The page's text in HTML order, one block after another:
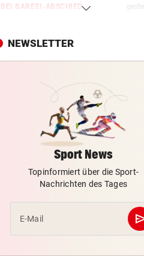
BEI BARESI-ABSCHIED
mit Mallet-Finger
LÄNDLE-KICKER SIEGEN
gegen WSG Tirol
NACH WIEN AUF MYKONOS
Luxus am Meer! Sabalenka
gewährt private Einblicke
FUSSBALL-FANS FEIERN
Hochgefühle dank Comeback
eines Kult-Sponsors
NEWSLETTER
Sport News
Topinformiert über die Sport-
Nachrichten des Tages
E-Mail